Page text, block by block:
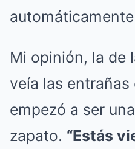
Mi opinión, la de
veía las entrañas
empezó a ser
zapato. “Estás